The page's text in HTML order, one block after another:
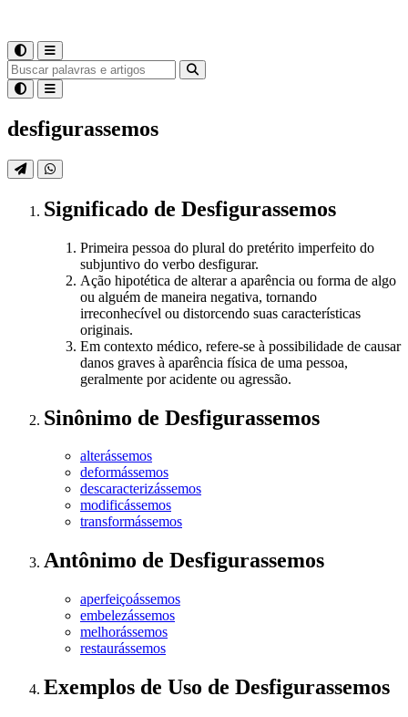
desfigurassemos
Significado de Desfigurassemos
Primeira pessoa do plural do pretérito imperfeito do
subjuntivo do verbo desfigurar.
Ação hipotética de alterar a aparência ou forma de algo
ou alguém de maneira negativa, tornando
irreconhecível ou distorcendo suas características
originais.
Em contexto médico, refere-se à possibilidade de causar
danos graves à aparência física de uma pessoa,
geralmente por acidente ou agressão.
Sinônimo de Desfigurassemos
alterássemos
deformássemos
descaracterizássemos
modificássemos
transformássemos
Antônimo de Desfigurassemos
aperfeiçoássemos
embelezássemos
melhorássemos
restaurássemos
Exemplos de Uso de Desfigurassemos